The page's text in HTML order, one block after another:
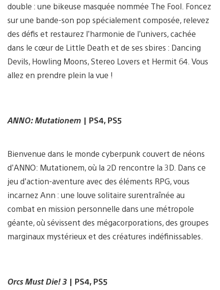
double : une bikeuse masquée nommée The Fool. Foncez
sur une bande-son pop spécialement composée, relevez
des défis et restaurez l’harmonie de l’univers, cachée
dans le cœur de Little Death et de ses sbires : Dancing
Devils, Howling Moons, Stereo Lovers et Hermit 64. Vous
allez en prendre plein la vue !
ANNO:Mutationem | PS4, PS5
Bienvenue dans le monde cyberpunk couvert de néons
d’ANNO: Mutationem, où la 2D rencontre la 3D. Dans ce
jeu d’action-aventure avec des éléments RPG, vous
incarnez Ann : une louve solitaire surentraînée au
combat en mission personnelle dans une métropole
géante, où sévissent des mégacorporations, des groupes
marginaux mystérieux et des créatures indéfinissables.
Orcs Must Die! 3 | PS4, PS5